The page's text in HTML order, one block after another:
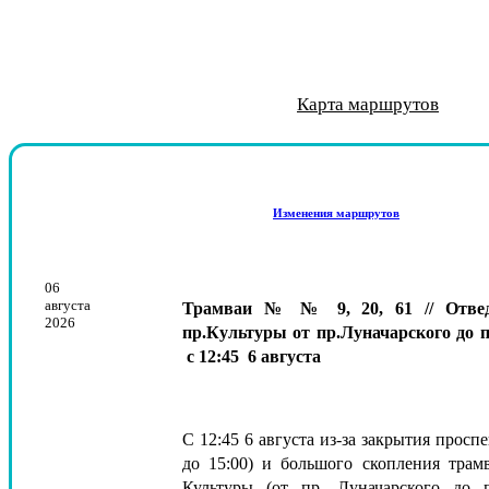
Карта маршрутов
Изменения маршрутов
06
августа
2026
Трамваи № № 9, 20, 61 //
пр.Культуры от пр.Луначарского до
с 12:45 6 августа
С 12:45 6 августа из-за закрытия
до 15:00) и большого скопления